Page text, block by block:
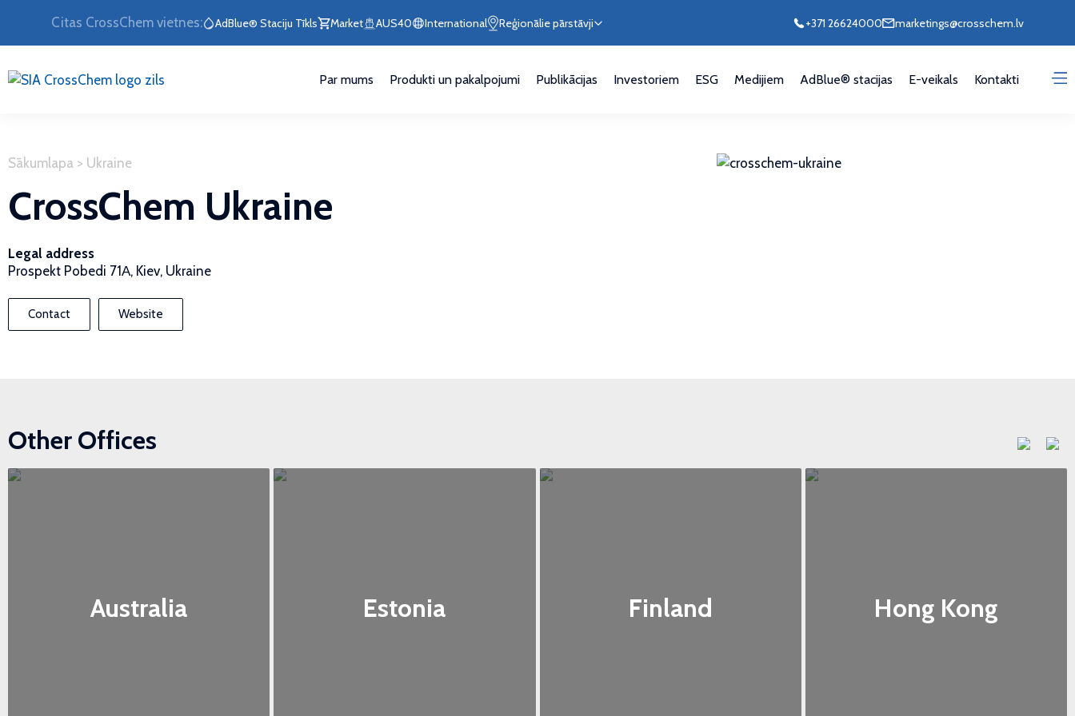
Citas CrossChem vietnes: AdBlue® Staciju Tīkls Market AUS40 International Reģionālie pārstāvji +371 26624000 marketings@crosschem.lv
Par mums Produkti un pakalpojumi Publikācijas Investoriem ESG Medijiem AdBlue® stacijas E-veikals Kontakti
Sākumlapa > Ukraine
CrossChem Ukraine
Legal address
Prospekt Pobedi 71А, Kiev, Ukraine
Contact Website
Other Offices
Australia Estonia Finland Hong Kong